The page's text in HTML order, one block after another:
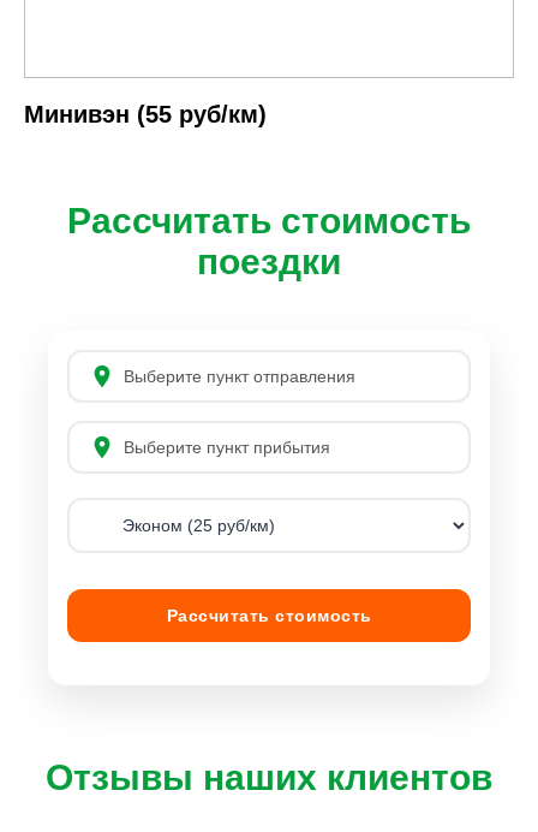
Минивэн (55 руб/км)
Рассчитать стоимость
поездки
Рассчитать стоимость
Отзывы наших клиентов